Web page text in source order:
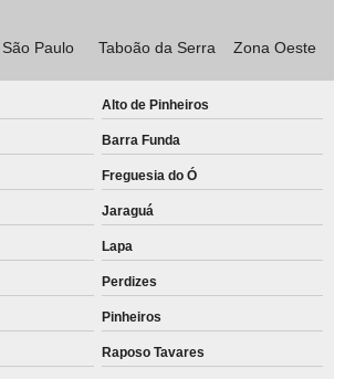
São Paulo Taboão da Serra Zona Oeste
Alto de Pinheiros
Barra Funda
Freguesia do Ó
Jaraguá
Lapa
Perdizes
Pinheiros
Raposo Tavares